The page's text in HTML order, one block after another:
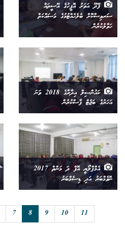
ފޭދޫ އަވަށު އޮފީހުގެ އޭސީތައް
ސަރވިސްކޮށް ބެލެހެއްޓުމުގެ މަސައްކަތް
ހަވާލުކުރުން
ކައުންސިލް އިދާރާގެ 2018 ވަނަ
އަހަރުގެ ބަޖެޓް ފާސްކުރުން
އެމްޕްލޯޔީ އޮފް ދަ މަންތް 2017
ނޮވެމްބަރު އަދި ޑިސެމްބަރު
7 8 9 10 11